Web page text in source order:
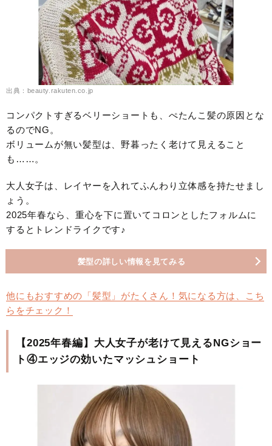
出典：beauty.rakuten.co.jp
コンパクトすぎるベリーショートも、ぺたんこ髪の原因とな
るのでNG。
ボリュームが無い髪型は、野暮ったく老けて見えること
も……。
大人女子は、レイヤーを入れてふんわり立体感を持たせまし
ょう。
2025年春なら、重心を下に置いてコロンとしたフォルムに
するとトレンドライクです♪
髪型の詳しい情報を見てみる
他にもおすすめの「髪型」がたくさん！気になる方は、こち
らをチェック！
【2025年春編】大人女子が老けて見えるNGショー
ト④エッジの効いたマッシュショート